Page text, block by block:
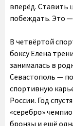
вперёд. Ставить
побеждать. Это —
В четвёртой
боксу Елена
занималась в
Севастополь —
спортивную
России. Год
«серебро»
бронзы и ещё